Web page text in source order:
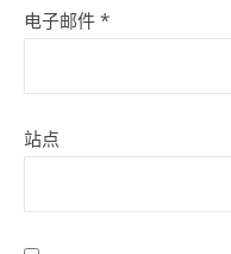
电子邮件 *
站点